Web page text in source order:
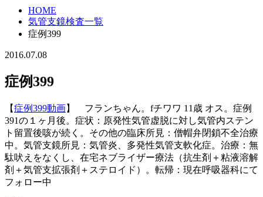
HOME
気管支鏡検査一覧
症例399
2016.07.08
症例399
【症例399動画】 フランちゃん。fチワワ 11歳 オス。症例
391の１ヶ月後。症状：原発性気管虚脱に対し気管内ステン
ト留置後咳が続く。 その他の臨床所見：僧帽弁閉鎖不全治療
中。気管支鏡所見：気管炎、多発性気管支軟化症。治療：無
駄吠えをなくし、在宅ネブライザー療法（抗生剤＋粘液溶解
剤＋気管支拡張剤＋ステロイド）。転帰：現在呼吸器科にて
フォロー中